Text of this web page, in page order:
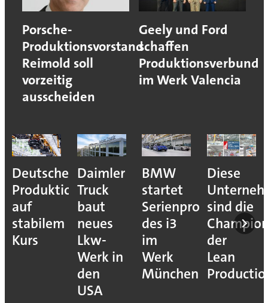
Porsche-
Produktionsvorstand
Reimold soll
vorzeitig
ausscheiden
Geely und Ford
schaffen
Produktionsverbund
im Werk Valencia
Deutsche
Produktion
auf
stabilem
Kurs
Daimler
Truck
baut
neues
Lkw-
Werk in
den
USA
BMW
startet
Serienproduktion
des i3
im
Werk
München
Diese
sind die
der
Lean